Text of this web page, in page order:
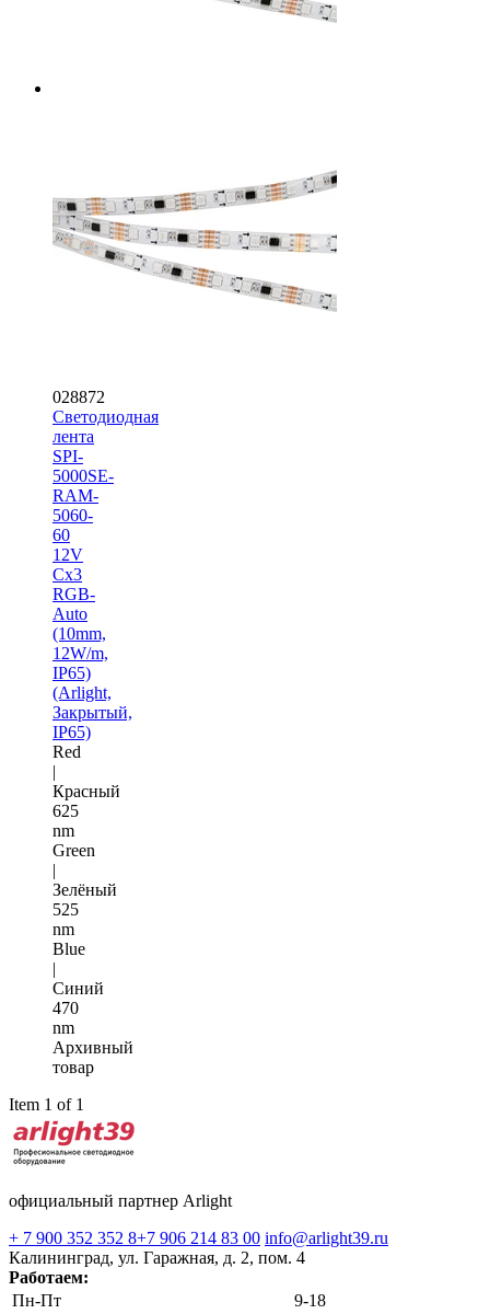
028872
Светодиодная
лента
SPI-
5000SE-
RAM-
5060-
60
12V
Cx3
RGB-
Auto
(10mm,
12W/m,
IP65)
(Arlight,
Закрытый,
IP65)
Red
|
Красный
625
nm
Green
|
Зелёный
525
nm
Blue
|
Синий
470
nm
Архивный
товар
Item 1 of 1
официальный партнер Arlight
+ 7 900 352 352 8+7 906 214 83 00 info@arlight39.ru
Калининград, ул. Гаражная, д. 2, пом. 4
Работаем:
Пн-Пт
9-18